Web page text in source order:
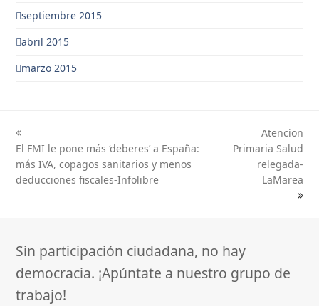
septiembre 2015
abril 2015
marzo 2015
previous
post:
El FMI le pone más ‘deberes’ a España:
más IVA, copagos sanitarios y menos
deducciones fiscales-Infolibre
next
Atencion
Primaria Salud
relegada-
LaMarea
Sin participación ciudadana, no hay
democracia. ¡Apúntate a nuestro grupo de
trabajo!